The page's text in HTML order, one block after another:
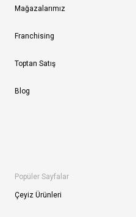
Mağazalarımız
Franchising
Toptan Satış
Blog
Popüler Sayfalar
Çeyiz Ürünleri